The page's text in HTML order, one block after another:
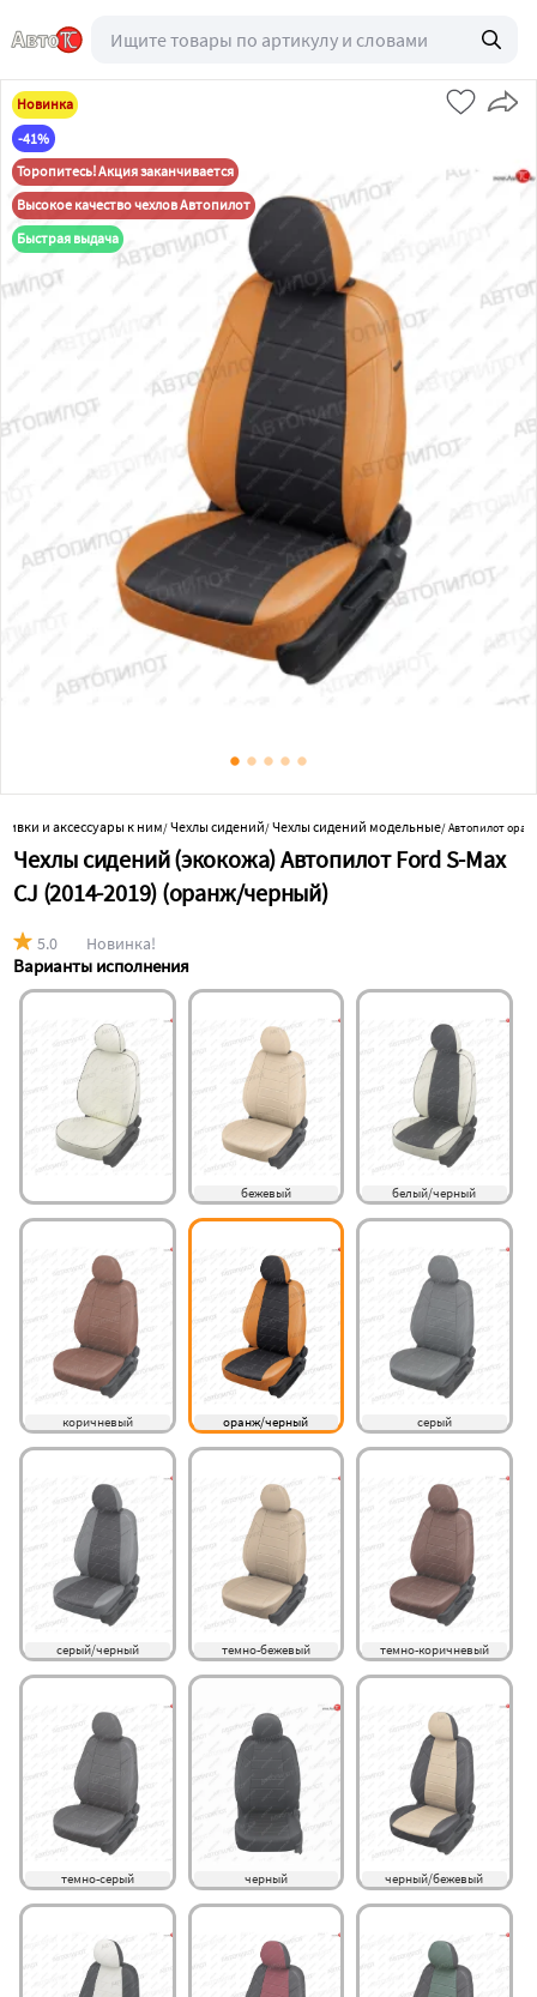
Новинка
-41%
Торопитесь! Акция заканчивается
Высокое качество чехлов Автопилот
Быстрая выдача
и аксессуары к ним/Чехлы сидений/Чехлы сидений модельные/Автопилот
Чехлы сидений (экокожа) Автопилот Ford S-Max
CJ (2014-2019) (оранж/черный)
5.0 Новинка!
Варианты исполнения
бежевый белый/черный
коричневый оранж/черный серый
серый/черный темно-бежевый темно-коричневый
темно-серый черный черный/бежевый